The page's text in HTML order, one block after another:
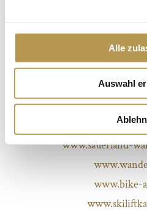
Alle
Auswahl
www.golfclub-
www.pro-
www.wiesenwirt.de/
www.kartfun-
www.sauerland-
www.bike-